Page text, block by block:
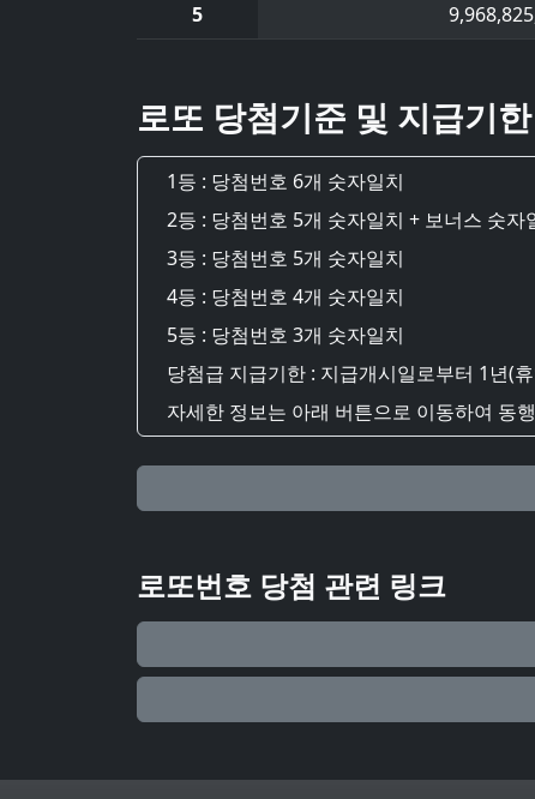
5
로또 당첨기준 및 지급기한
1등 : 당첨번호 6개 숫자일치
2등 : 당첨번호 5개 숫자일치 + 보너스 숫자
3등 : 당첨번호 5개 숫자일치
4등 : 당첨번호 4개 숫자일치
5등 : 당첨번호 3개 숫자일치
당첨급 지급기한 : 지급개시일로부터 1년(
자세한 정보는 아래 버튼으로 이동하여 동
로또번호 당첨 관련 링크